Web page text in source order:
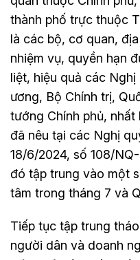
thành phố trực thuộc
là các bộ, cơ quan,
nhiệm vụ, quyền hạn
liệt, hiệu quả các
ương, Bộ Chính trị,
tướng Chính phủ, nhất
đã nêu tại các Nghị
18/6/2024, số 108/
đó tập trung vào một
tâm trong tháng 7 và
Tiếp tục tập trung
người dân và doanh